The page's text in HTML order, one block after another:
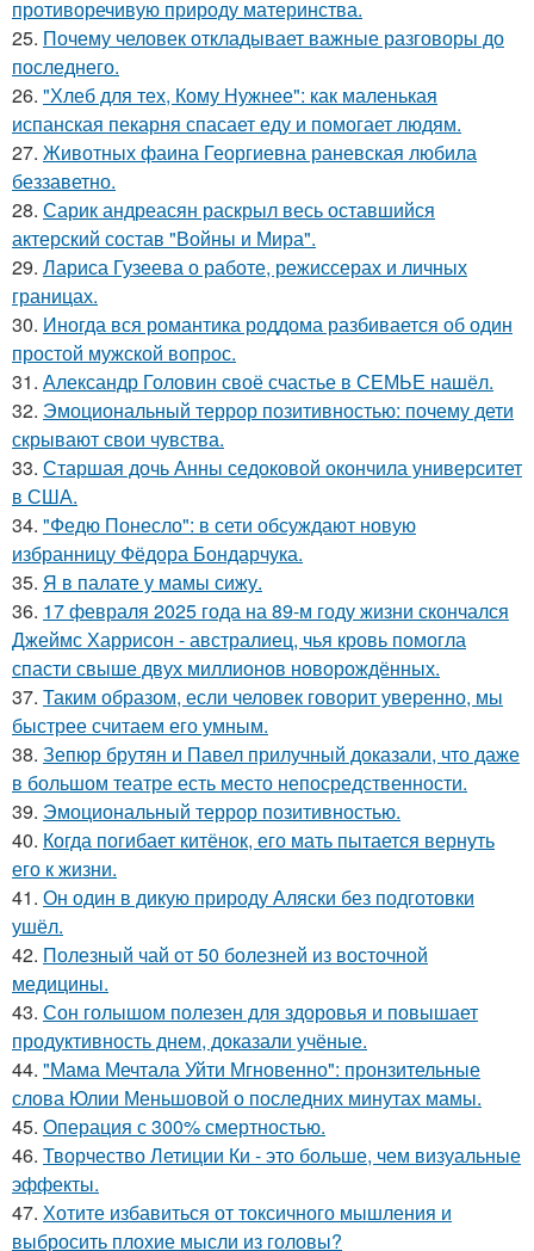
противоречивую природу материнства.
25. Почему человек откладывает важные разговоры до
последнего.
26. "Хлеб для тех, Кому Нужнее": как маленькая
испанская пекарня спасает еду и помогает людям.
27. Животных фаина Георгиевна раневская любила
беззаветно.
28. Сарик андреасян раскрыл весь оставшийся
актерский состав "Войны и Мира".
29. Лариса Гузеева о работе, режиссерах и личных
границах.
30. Иногда вся романтика роддома разбивается об один
простой мужской вопрос.
31. Александр Головин своё счастье в СЕМЬЕ нашёл.
32. Эмоциональный террор позитивностью: почему дети
скрывают свои чувства.
33. Старшая дочь Анны седоковой окончила университет
в США.
34. "Федю Понесло": в сети обсуждают новую
избранницу Фёдора Бондарчука.
35. Я в палате у мамы сижу.
36. 17 февраля 2025 года на 89-м году жизни скончался
Джеймс Харрисон - австралиец, чья кровь помогла
спасти свыше двух миллионов новорождённых.
37. Таким образом, если человек говорит уверенно, мы
быстрее считаем его умным.
38. Зепюр брутян и Павел прилучный доказали, что даже
в большом театре есть место непосредственности.
39. Эмоциональный террор позитивностью.
40. Когда погибает китёнок, его мать пытается вернуть
его к жизни.
41. Он один в дикую природу Аляски без подготовки
ушёл.
42. Полезный чай от 50 болезней из восточной
медицины.
43. Сон голышом полезен для здоровья и повышает
продуктивность днем, доказали учёные.
44. "Мама Мечтала Уйти Мгновенно": пронзительные
слова Юлии Меньшовой о последних минутах мамы.
45. Операция с 300% смертностью.
46. Творчество Летиции Ки - это больше, чем визуальные
эффекты.
47. Хотите избавиться от токсичного мышления и
выбросить плохие мысли из головы?